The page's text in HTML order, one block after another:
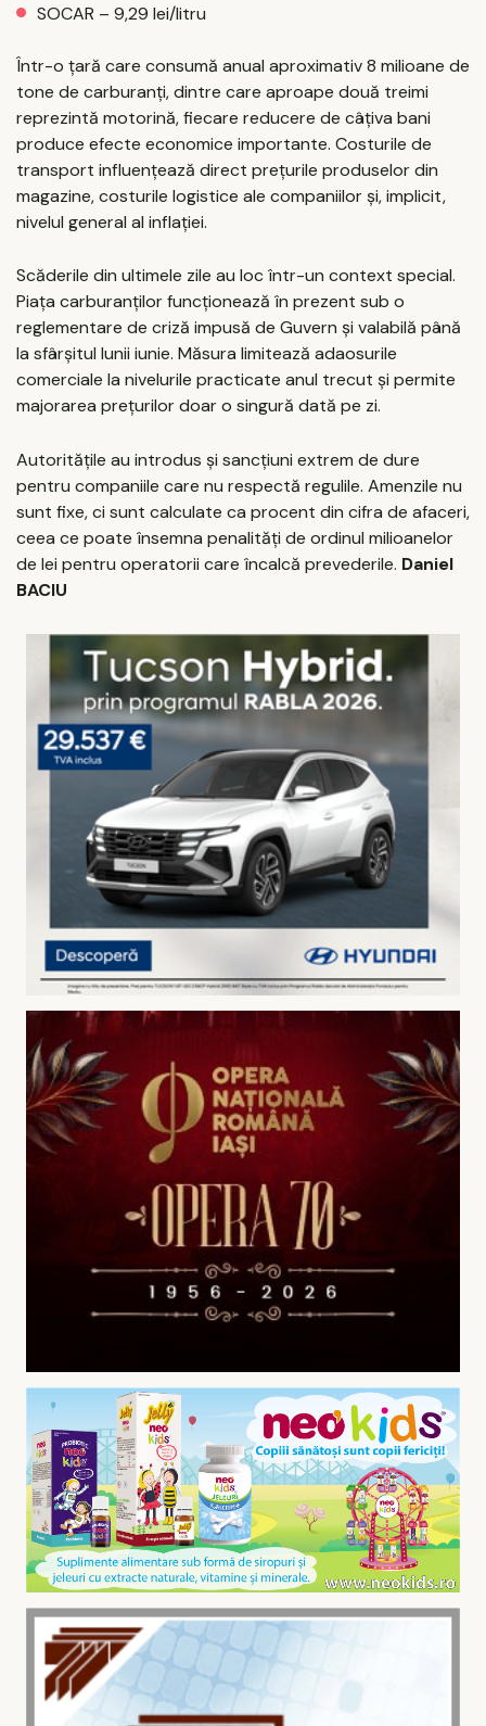
SOCAR – 9,29 lei/litru
Într-o țară care consumă anual aproximativ 8 milioane de
tone de carburanți, dintre care aproape două treimi
reprezintă motorină, fiecare reducere de câțiva bani
produce efecte economice importante. Costurile de
transport influențează direct prețurile produselor din
magazine, costurile logistice ale companiilor și, implicit,
nivelul general al inflației.
Scăderile din ultimele zile au loc într-un context special.
Piața carburanților funcționează în prezent sub o
reglementare de criză impusă de Guvern și valabilă până
la sfârșitul lunii iunie. Măsura limitează adaosurile
comerciale la nivelurile practicate anul trecut și permite
majorarea prețurilor doar o singură dată pe zi.
Autoritățile au introdus și sancțiuni extrem de dure
pentru companiile care nu respectă regulile. Amenzile nu
sunt fixe, ci sunt calculate ca procent din cifra de afaceri,
ceea ce poate însemna penalități de ordinul milioanelor
de lei pentru operatorii care încalcă prevederile. Daniel
BACIU